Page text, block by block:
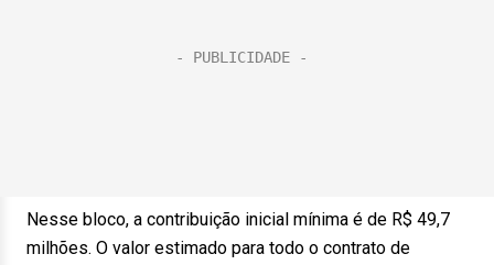
Nesse bloco, a contribuição inicial mínima é de R$ 49,7
milhões. O valor estimado para todo o contrato de